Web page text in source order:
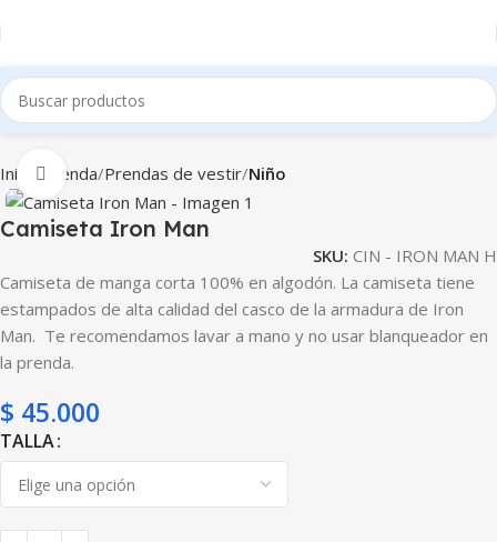
Inicio Tienda Prendas de vestir Niño
Clic para ampliar
Camiseta Iron Man
SKU: CIN - IRON MAN H
Camiseta de manga corta 100% en algodón. La camiseta tiene
estampados de alta calidad del casco de la armadura de Iron
Man. Te recomendamos lavar a mano y no usar blanqueador en
la prenda.
$ 45.000
TALLA